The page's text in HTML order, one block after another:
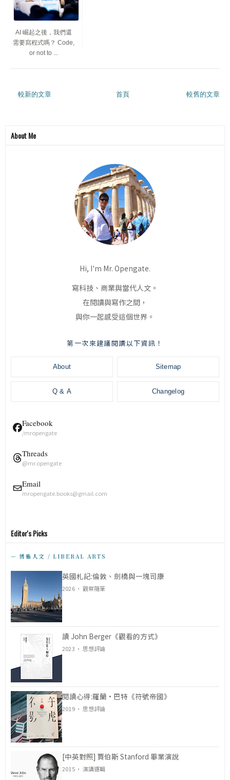
AI 崛起之後，我們還
需要寫程式嗎？ Code,
or not to ...
較新的文章 較舊的文章
首頁
About Me
Hi, I'm Mr. Opengate.
寫科技、商業與當代人文。
在閱讀與寫作之間，
與你一起感受這個世界。
第一次來建議閱讀以下資訊！
About Sitemap
Q & A Changelog
Facebook
/mropengate
Threads
@mr.opengate
Email
mropengate.books@gmail.com
Editor's Picks
— 博雅人文 / LIBERAL ARTS
英國札記:倫敦、劍橋與一塊司康
2026 · 觀察隨筆
讀 John Berger《觀看的方式》
2023 · 思想評論
閱讀心得:羅蘭·巴特《符號帝國》
2019 · 思想評論
[中英對照] 賈伯斯 Stanford 畢業演說
2015 · 演講選輯